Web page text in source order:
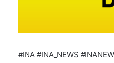
#INA #INA_NEWS